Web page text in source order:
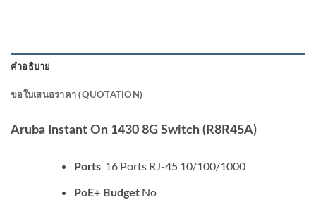
คำอธิบาย
ขอใบเสนอราคา (QUOTATION)
Aruba Instant On 1430 8G Switch (R8R45A)
Ports16 Ports RJ-45 10/100/1000
PoE+ BudgetNo